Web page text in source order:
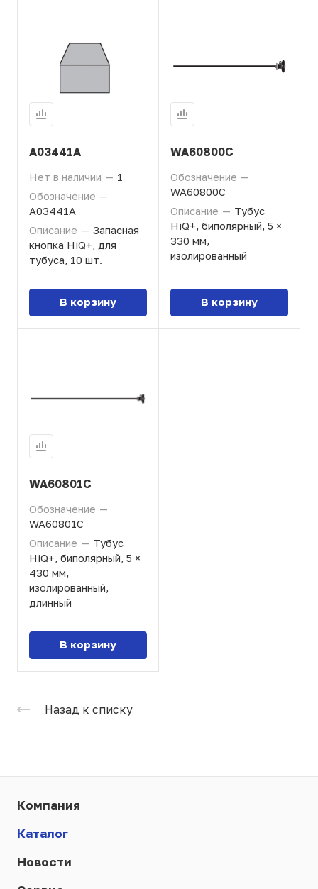
A03441A
Нет в наличии — 1
Обозначение —
A03441A
Описание — Запасная
кнопка HiQ+, для
тубуса, 10 шт.
В корзину
WA60800C
Обозначение —
WA60800C
Описание — Тубус
HiQ+, биполярный, 5 ×
330 мм,
изолированный
В корзину
WA60801C
Обозначение —
WA60801C
Описание — Тубус
HiQ+, биполярный, 5 ×
430 мм,
изолированный,
длинный
В корзину
Назад к списку
Компания
Каталог
Новости